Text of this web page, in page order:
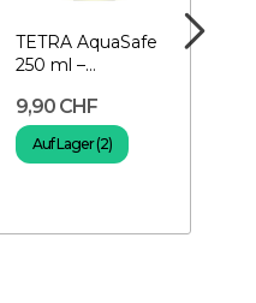
TETRA AquaSafe
250 ml –
9,90 CHF
Auf Lager (2)